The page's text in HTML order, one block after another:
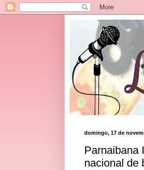
domingo, 17 de
Parnaibana
nacional de